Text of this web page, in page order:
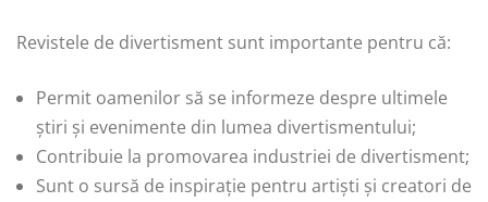
Revistele de divertisment sunt importante pentru că:
Permit oamenilor să se informeze despre ultimele
știri și evenimente din lumea divertismentului;
Contribuie la promovarea industriei de divertisment;
Sunt o sursă de inspirație pentru artiști și creatori de